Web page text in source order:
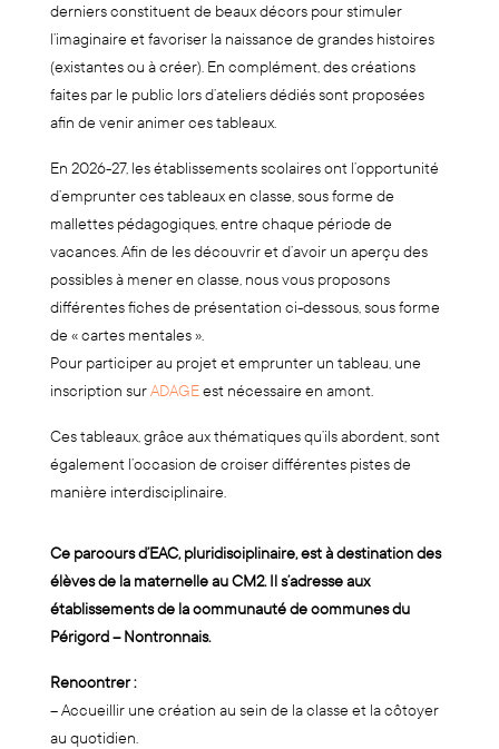
derniers constituent de beaux décors pour stimuler
l’imaginaire et favoriser la naissance de grandes histoires
(existantes ou à créer). En complément, des créations
faites par le public lors d’ateliers dédiés sont proposées
afin de venir animer ces tableaux.
En 2026-27, les établissements scolaires ont l’opportunité
d’emprunter ces tableaux en classe, sous forme de
mallettes pédagogiques, entre chaque période de
vacances. Afin de les découvrir et d’avoir un aperçu des
possibles à mener en classe, nous vous proposons
différentes fiches de présentation ci-dessous, sous forme
de « cartes mentales ».
Pour participer au projet et emprunter un tableau, une
inscription surADAGEest nécessaire en amont.
Ces tableaux, grâce aux thématiques qu’ils abordent, sont
également l’occasion de croiser différentes pistes de
manière interdisciplinaire.
Ce parcours d’EAC, pluridisciplinaire, est à destination des
élèves de la maternelle au CM2. Il s’adresse aux
établissements de la communauté de communes du
Périgord – Nontronnais.
Rencontrer :
– Accueillir une création au sein de la classe et la côtoyer
au quotidien.